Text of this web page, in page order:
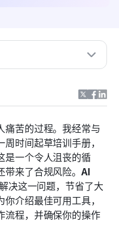
痛苦的过程。我经常与
时间起草培训手册，
是一个令人沮丧的循
带来了合规风险。AI
决这一问题，节省了大
介绍最佳可用工具，
流程，并确保你的操作
失效
注的核心功能